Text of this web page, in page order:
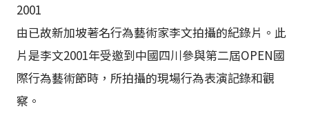
2001
由已故新加坡著名行為藝術家李文拍攝的紀錄片。此
片是李文2001年受邀到中國四川參與第二屆OPEN國
際行為藝術節時，所拍攝的現場行為表演記錄和觀
察。